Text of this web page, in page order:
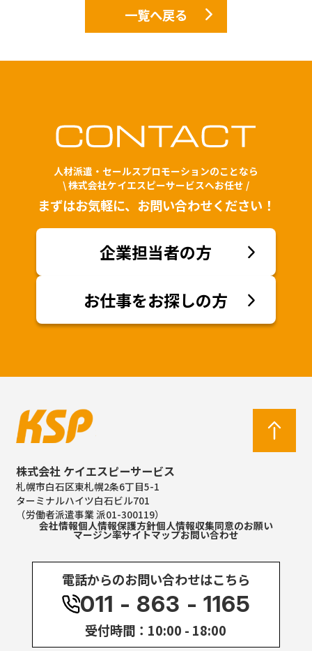
一覧へ戻る
人材派遣・セールスプロモーションのことなら
\ 株式会社ケイエスピーサービスへお任せ /
まずはお気軽に、お問い合わせください！
企業担当者の方
お仕事をお探しの方
株式会社 ケイエスピーサービス
札幌市白石区東札幌2条6丁目5-1
ターミナルハイツ白石ビル701
（労働者派遣事業 派01-300119）
会社情報個人情報保護方針個人情報収集同意のお願い
マージン率サイトマップお問い合わせ
電話からのお問い合わせはこちら
011 - 863 - 1165
受付時間：10:00 - 18:00